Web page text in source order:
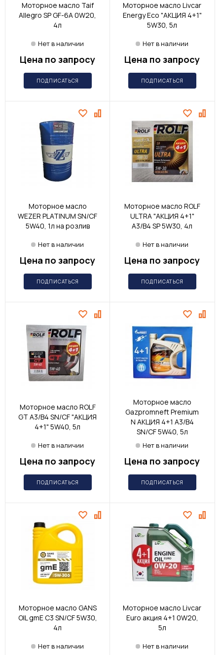
Моторное масло Taif
Allegro SP GF-6A 0W20,
4л
Нет в наличии
Цена по запросу
ПОДПИСАТЬСЯ
Моторное масло Livcar
Energy Eco "АКЦИЯ 4+1"
5W30, 5л
Нет в наличии
Цена по запросу
ПОДПИСАТЬСЯ
Моторное масло
WEZER PLATINUM SN/CF
5W40, 1л на розлив
Нет в наличии
Цена по запросу
ПОДПИСАТЬСЯ
Моторное масло ROLF
ULTRA "АКЦИЯ 4+1"
A3/B4 SP 5W30, 4л
Нет в наличии
Цена по запросу
ПОДПИСАТЬСЯ
Моторное масло ROLF
GT A3/B4 SN/CF "АКЦИЯ
4+1" 5W40, 5л
Нет в наличии
Цена по запросу
ПОДПИСАТЬСЯ
Моторное масло
Gazpromneft Premium
N АКЦИЯ 4+1 A3/B4
SN/CF 5W40, 5л
Нет в наличии
Цена по запросу
ПОДПИСАТЬСЯ
Моторное масло GANS
OIL gmE С3 SN/CF 5W30,
4л
Нет в наличии
Моторное масло Livcar
Euro акция 4+1 0W20,
5л
Нет в наличии